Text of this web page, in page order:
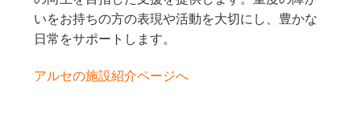
いをお持ちの方の表現や活動を大切にし、豊かな
日常をサポートします。
アルセの施設紹介ページへ